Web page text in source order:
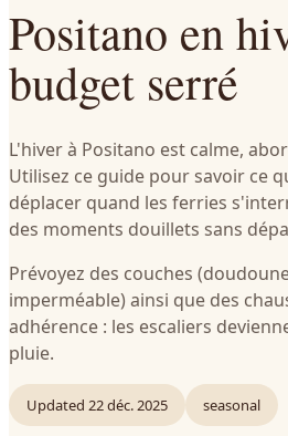
Positano en
budget serré
L'hiver à Positano est calme,
Utilisez ce guide pour savoir ce
déplacer quand les ferries
des moments douillets sans
Prévoyez des couches
imperméable) ainsi que des
adhérence : les escaliers
pluie.
Updated 22 déc. 2025 seasonal